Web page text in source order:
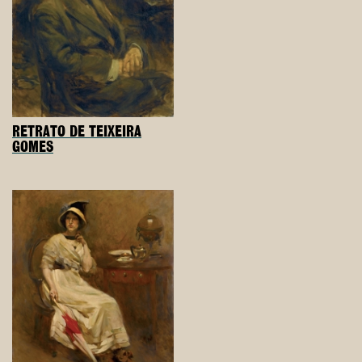
RETRATO DE TEIXEIRA
GOMES